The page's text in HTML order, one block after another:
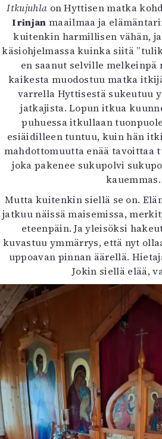
Itkujuhla on Hyttisen matka
Irinjan maailmaa ja
kuitenkin harmillisen vähän,
käsiohjelmassa kuinka siitä
en saanut selville melkeinpä
kaikesta muodostuu matka
varrella Hyttisestä sukeutuu
jatkajista. Lopun itkua
puhuessa itkullaan
esiäidilleen tuntuu, kuin hän
mahdottomuutta enää tavoittaa
joka pakenee sukupolvi
kauemmas.
Mutta kuitenkin siellä se on.
jatkuu näissä maisemissa,
eteenpäin. Ja yleisöksi
kuvastuu ymmärrys, että nyt
uppoavan pinnan äärellä.
Jokin siellä elää,